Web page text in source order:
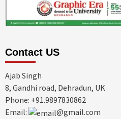
Contact US
Ajab Singh
8, Gandhi road, Dehradun, UK
Phone: +91.9897830862
Email:
@gmail.com